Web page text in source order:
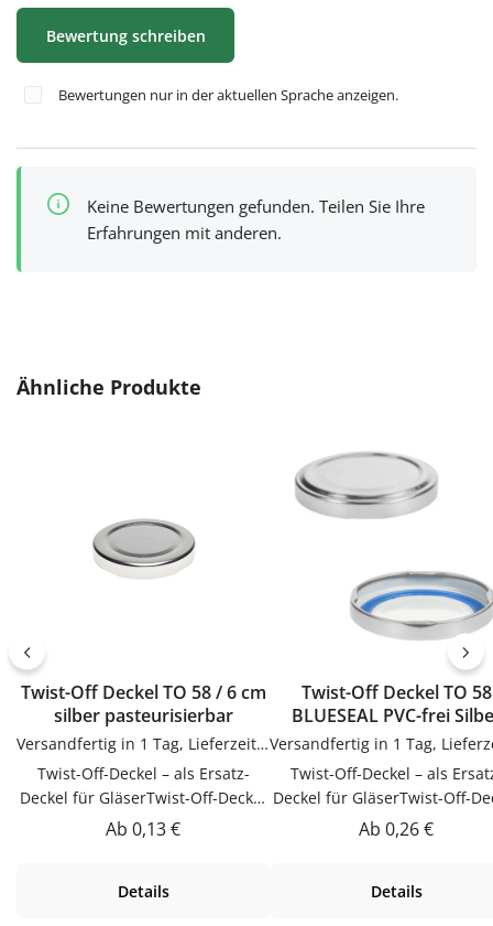
Bewertung schreiben
Bewertungen nur in der aktuellen Sprache anzeigen.
Keine Bewertungen gefunden. Teilen Sie Ihre
Erfahrungen mit anderen.
Produktgalerie überspringen
Ähnliche Produkte
Twist-Off Deckel TO 58 / 6 cm
silber pasteurisierbar
Versandfertig in 1 Tag, Lieferzeit 1-3 Tage
Twist-Off-Deckel – als Ersatz-
Deckel für GläserTwist-Off-Deckel
als Ersatz-Deckel für Gläser.
vielen Flaschen, Gläsern und
Regulärer Preis:
Ab 0,13 €
Details
Twist-Off Deckel TO 58
BLUESEAL PVC-frei
Twist-Off-Deckel – als
Deckel für GläserTwist-Off-
als Ersatz-Deckel für
vielen Flaschen, Gläsern
Regulärer Preis:
Ab 0,26 €
Details